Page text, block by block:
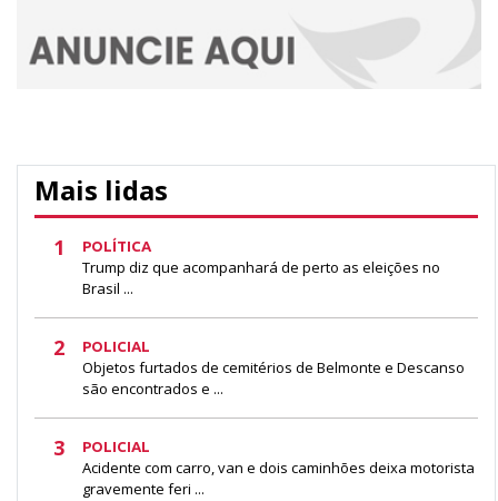
Mais lidas
1 POLÍTICA
Trump diz que acompanhará de perto as eleições no
Brasil ...
2 POLICIAL
Objetos furtados de cemitérios de Belmonte e Descanso
são encontrados e ...
3 POLICIAL
Acidente com carro, van e dois caminhões deixa motorista
gravemente feri ...